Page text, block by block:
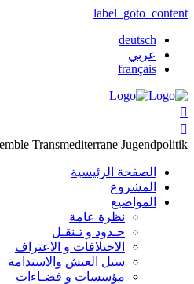
label_goto_content
deutsch
عربي
français


Transmediterrane Jugendpolitik
الصفحة الرئيسية
المشروع
المواضيع
نظرة عامة
حـدود و تـنقـل
الاختلافات و الاعتراف
سبل العيش والاستدامة
مؤسسات و فضـاءات